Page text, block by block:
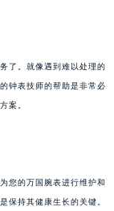
了。就像遇到难以处理的
钟表技师的帮助是非常必
案。
您的万国腕表进行维护和
保持其健康生长的关键。